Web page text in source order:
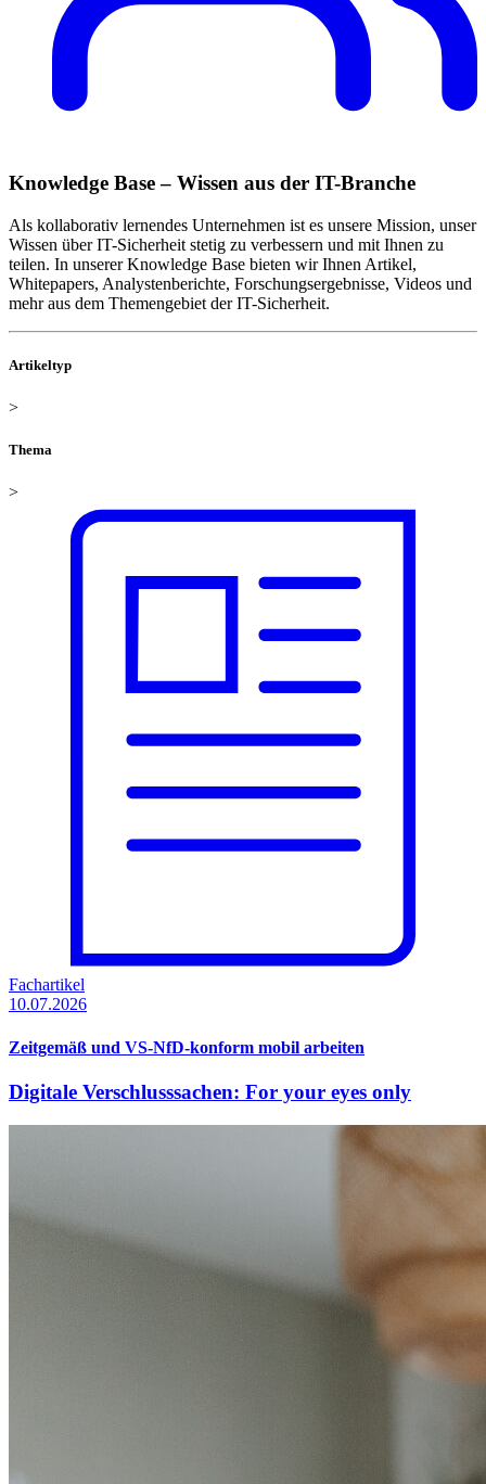
Knowledge Base – Wissen aus der IT-Branche
Als kollaborativ lernendes Unternehmen ist es unsere Mission, unser
Wissen über IT-Sicherheit stetig zu verbessern und mit Ihnen zu
teilen. In unserer Knowledge Base bieten wir Ihnen Artikel,
Whitepapers, Analystenberichte, Forschungsergebnisse, Videos und
mehr aus dem Themengebiet der IT-Sicherheit.
Artikeltyp
>
Thema
>
Fachartikel
10.07.2026
Zeitgemäß und VS-NfD-konform mobil arbeiten
Digitale Verschlusssachen: For your eyes only